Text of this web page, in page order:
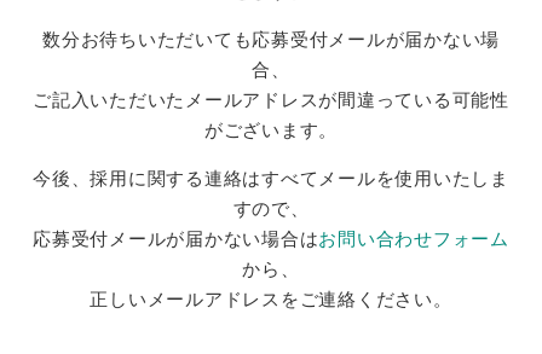
数分お待ちいただいても応募受付メールが届かない場
合、
ご記入いただいたメールアドレスが間違っている可能性
がございます。
今後、採用に関する連絡はすべてメールを使用いたしま
すので、
応募受付メールが届かない場合はお問い合わせフォーム
から、
正しいメールアドレスをご連絡ください。